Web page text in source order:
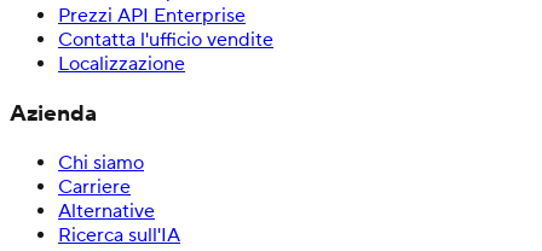
Prezzi API Enterprise
Contatta l'ufficio vendite
Localizzazione
Azienda
Chi siamo
Carriere
Alternative
Ricerca sull'IA